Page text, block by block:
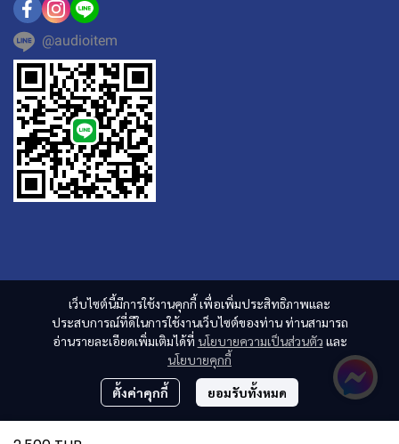
เว็บไซต์นี้มีการใช้งานคุกกี้ เพื่อเพิ่มประสิทธิภาพและ
ประสบการณ์ที่ดีในการใช้งานเว็บไซต์ของท่าน ท่านสามารถ
อ่านรายละเอียดเพิ่มเติมได้ที่ นโยบายความเป็นส่วนตัว และ
นโยบายคุกกี้
ตั้งค่าคุกกี้ ยอมรับทั้งหมด
@audioitem